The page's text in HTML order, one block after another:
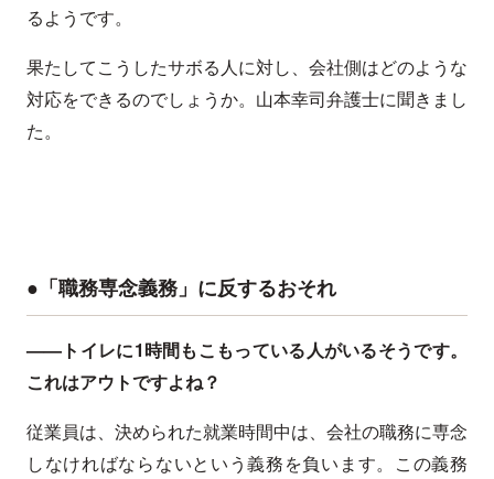
るようです。
果たしてこうしたサボる人に対し、会社側はどのような
対応をできるのでしょうか。山本幸司弁護士に聞きまし
た。
●「職務専念義務」に反するおそれ
——トイレに1時間もこもっている人がいるそうです。
これはアウトですよね？
従業員は、決められた就業時間中は、会社の職務に専念
しなければならないという義務を負います。この義務